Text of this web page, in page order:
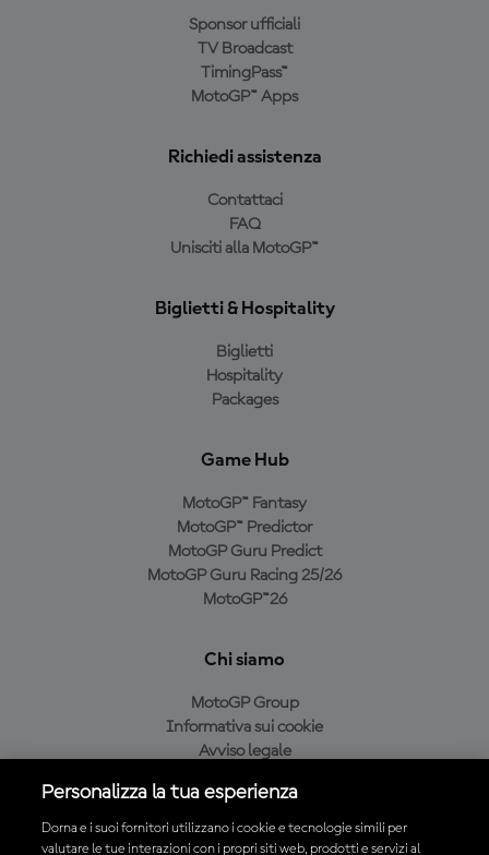
Sponsor ufficiali
TV Broadcast
TimingPass™
MotoGP™ Apps
Richiedi assistenza
Contattaci
FAQ
Unisciti alla MotoGP™
Biglietti & Hospitality
Biglietti
Hospitality
Packages
Game Hub
MotoGP™ Fantasy
MotoGP™ Predictor
MotoGP Guru Predict
MotoGP Guru Racing 25/26
MotoGP™26
Chi siamo
MotoGP Group
Informativa sui cookie
Avviso legale
Condizioni di acquisto
Personalizza la tua esperienza
Dorna e i suoi fornitori utilizzano i cookie e tecnologie simili per
valutare le tue interazioni con i propri siti web, prodotti e servizi al